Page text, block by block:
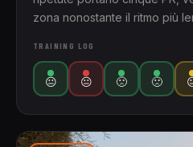
zona nonostante il ritmo più
TRAINING LOG
😐 😐 🙁 🙁